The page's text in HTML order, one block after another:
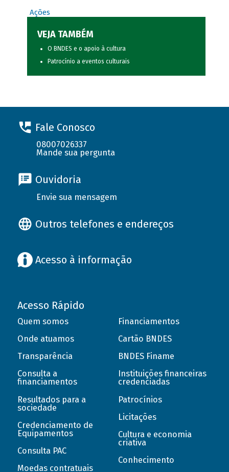
Ações
VEJA TAMBÉM
O BNDES e o apoio à cultura
Patrocínio a eventos culturais
Fale Conosco
08007026337
Mande sua pergunta
Ouvidoria
Envie sua mensagem
Outros telefones e endereços
Acesso à informação
Acesso Rápido
Quem somos
Onde atuamos
Transparência
Consulta a
financiamentos
Resultados para a
sociedade
Credenciamento de
Equipamentos
Consulta PAC
Moedas contratuais
Financiamentos
Cartão BNDES
BNDES Finame
Instituições financeiras
credenciadas
Patrocínios
Licitações
Cultura e economia
criativa
Conhecimento